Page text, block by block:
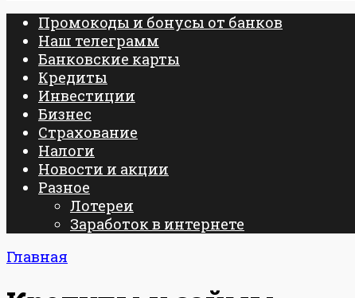
Промокоды и бонусы от банков
Наш телеграмм
Банковские карты
Кредиты
Инвестиции
Бизнес
Страхование
Налоги
Новости и акции
Разное
Лотереи
Заработок в интернете
Главная